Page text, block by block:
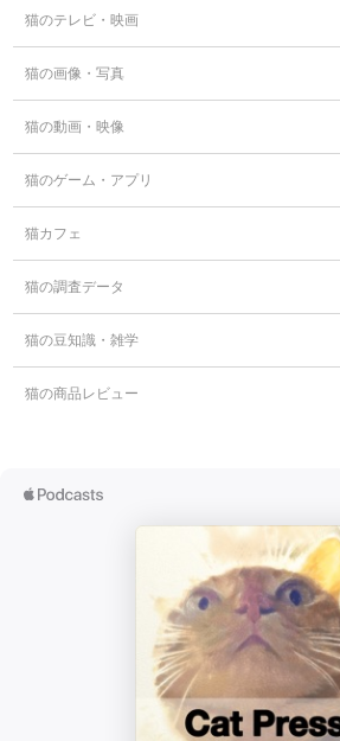
猫のテレビ・映画
猫の画像・写真
猫の動画・映像
猫のゲーム・アプリ
猫カフェ
猫の調査データ
猫の豆知識・雑学
猫の商品レビュー